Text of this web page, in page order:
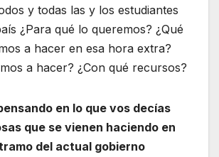
y todas las y los estudiantes
¿Para qué lo queremos? ¿Qué
a hacer en esa hora extra?
a hacer? ¿Con qué recursos?
en lo que vos decías
que se vienen haciendo en
del actual gobierno